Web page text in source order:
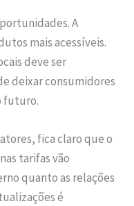
A
mais acessíveis.
deve ser
deixar consumidores
futuro.
fica claro que o
tarifas vão
quanto as relações
é